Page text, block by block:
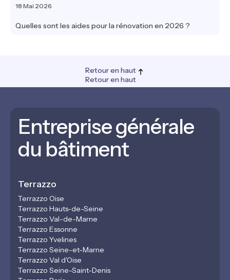
18 Mai 2026
Quelles sont les aides pour la rénovation en 2026 ?
Retour en haut
Retour en haut
Entreprise générale
du bâtiment
Terrazzo
Terrazzo Oise
Terrazzo Hauts-de-Seine
Terrazzo Val-de-Marne
Terrazzo Essonne
Terrazzo Yvelines
Terrazzo Seine-et-Marne
Terrazzo Val d'Oise
Terrazzo Seine-Saint-Denis